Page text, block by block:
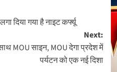
दिया गया है नाइट कर्फ्यू
Next:
MOU साइन, MOU देगा प्रदेश में
पर्यटन को एक नई दिशा